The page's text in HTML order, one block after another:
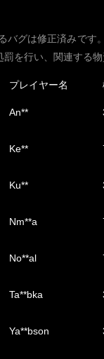
バグは修正済みです
を行い、関連する物
プレイヤー名
An**
Ke**
Ku**
Nm**a
No**al
Ta**bka
Ya**bson